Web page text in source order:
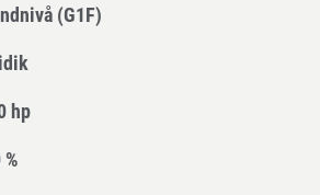
(G1F)
hp